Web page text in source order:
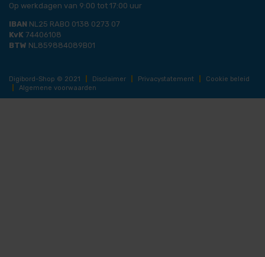
Op werkdagen van 9:00 tot 17:00 uur
IBAN NL25 RABO 0138 0273 07
KvK 74406108
BTW NL859884089B01
Digibord-Shop © 2021 Disclaimer Privacystatement
Cookie beleid
Algemene voorwaarden